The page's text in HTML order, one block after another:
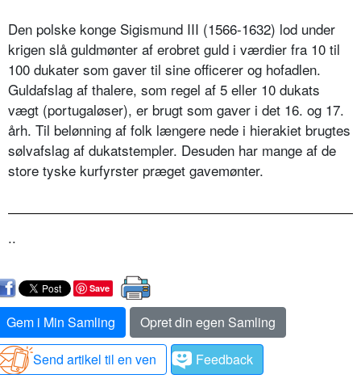
Den polske konge Sigismund III (1566-1632) lod under
krigen slå guldmønter af erobret guld i værdier fra 10 til
100 dukater som gaver til sine officerer og hofadlen.
Guldafslag af thalere, som regel af 5 eller 10 dukats
vægt (portugaløser), er brugt som gaver i det 16. og 17.
årh. Til belønning af folk længere nede i hierakiet brugtes
sølvafslag af dukatstempler. Desuden har mange af de
store tyske kurfyrster præget gavemønter.
..
Save
Gem i Min Samling
Opret din egen Samling
Send artikel til en ven
Feedback